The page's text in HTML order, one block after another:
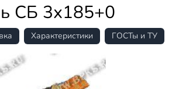
СБ 3х185+0
Характеристики ГОСТы и ТУ